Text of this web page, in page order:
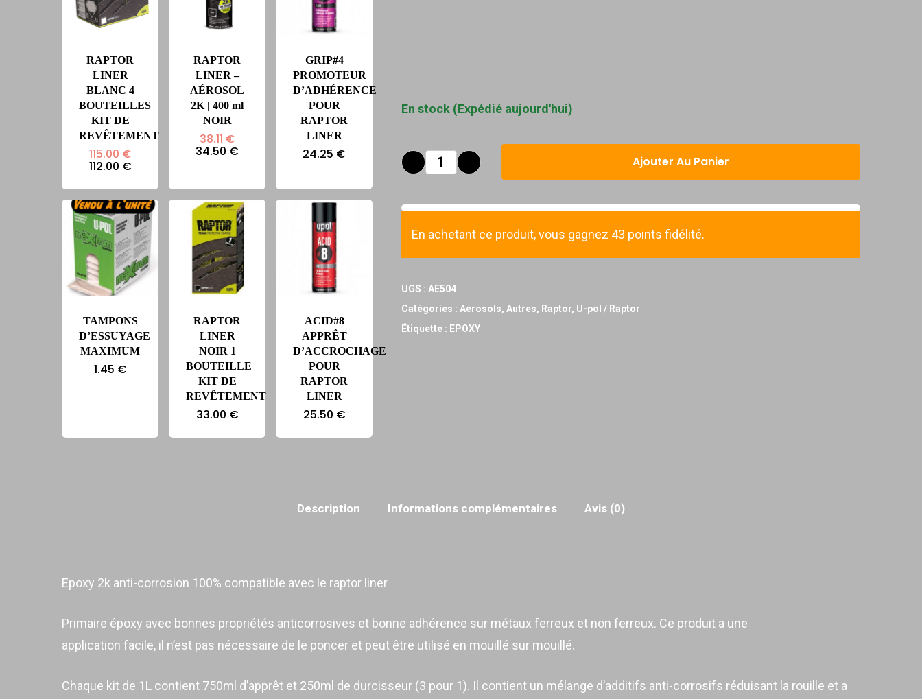
RAPTOR
LINER
BLANC 4
BOUTEILLES
KIT DE
REVÊTEMENT
115.00€Le
prix
était :
115.00 €.
112.00 €Le
actuel
est :
112.00 €.
RAPTOR
LINER –
AÉROSOL
2K | 400 ml
NOIR
38.11€Le
prix
initial
34.50 €
34.50 €.
GRIP#4
PROMOTEUR
D’ADHÉRENCE
POUR
RAPTOR
LINER
24.25 €
TAMPONS
D’ESSUYAGE
MAXIMUM
1.45 €
RAPTOR
LINER
NOIR 1
BOUTEILLE
KIT DE
REVÊTEMENT
33.00 €
ACID#8
APPRÊT
D’ACCROCHAGE
POUR
RAPTOR
LINER
25.50 €
En stock (Expédié aujourd'hui)
Ajouter Au Panier
En achetant ce produit, vous gagnez 43 points fidélité.
UGS : AE504
Catégories : Aérosols, Autres, Raptor, U-pol / Raptor
Étiquette : EPOXY
Description Informations complémentaires Avis (0)
Epoxy 2k anti-corrosion 100% compatible avec le raptor liner
Primaire époxy avec bonnes propriétés anticorrosives et bonne adhérence sur métaux ferreux et non ferreux. Ce produit a une
application facile, il n’est pas nécessaire de le poncer et peut être utilisé en mouillé sur mouillé.
Chaque kit de 1L contient 750ml d’apprêt et 250ml de durcisseur (3 pour 1). Il contient un mélange d’additifs anti-corrosifs réduisant la rouille et a